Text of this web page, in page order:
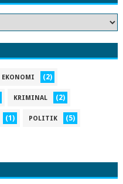
EKONOMI (2)
KRIMINAL (2)
(1) POLITIK (5)